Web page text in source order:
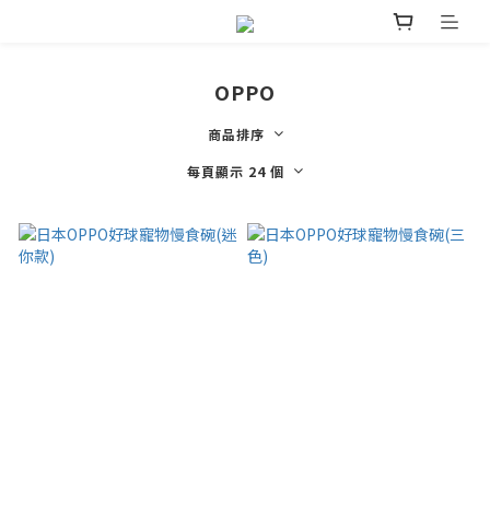
OPPO
商品排序
每頁顯示 24 個